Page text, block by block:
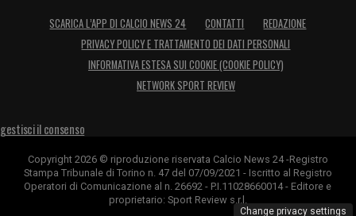
SCARICA L’APP DI CALCIO NEWS 24 CONTATTI
REDAZIONE
PRIVACY POLICY E TRATTAMENTO DEI DATI PERSONALI
INFORMATIVA ESTESA SUI COOKIE (COOKIE POLICY)
NETWORK SPORT REVIEW
gestisci il consenso
Copyright 2026 © riproduzione riservata Calcio News 24 -Registro
Stampa Tribunale di Torino n. 47 del 07/09/2021 - Iscritto al Registro
Operatori di Comunicazione al n. 26692 - P.I.11028660014 - Editore e
proprietario: Sport Review s.r.l.
Change privacy settings